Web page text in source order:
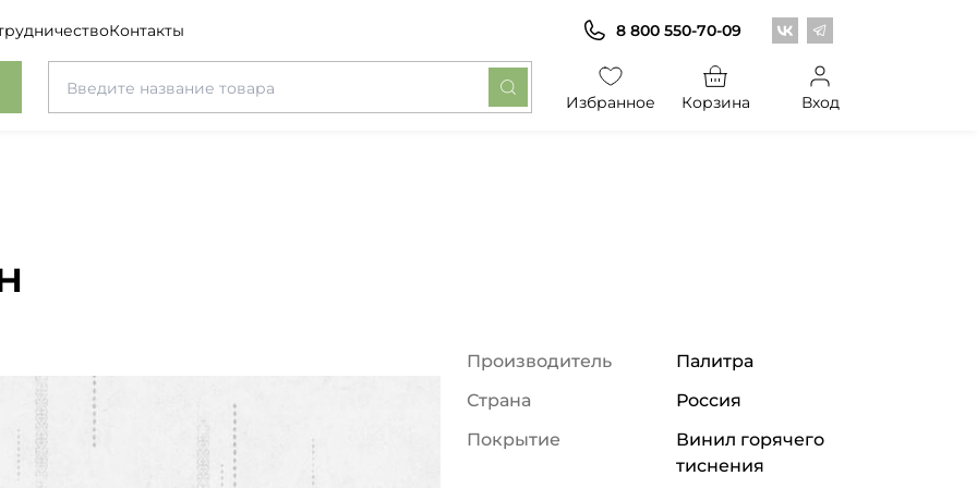
Контакты Центр обоев во
Центр обоев в
8 800 550-70-09
Избранное Корзина Вход
Производитель
Палитра
Страна
Россия
Покрытие
Винил горячего
тиснения